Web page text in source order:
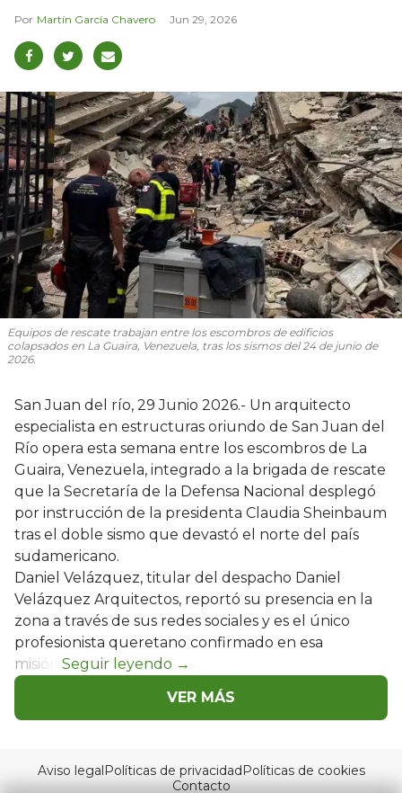
Martín García Chavero Jun 29, 2026
Equipos de rescate trabajan entre los escombros de edificios
colapsados en La Guaira, Venezuela, tras los sismos del 24 de junio de
2026.
San Juan del río, 29 Junio 2026.- Un arquitecto
especialista en estructuras oriundo de San Juan del
Río opera esta semana entre los escombros de La
Guaira, Venezuela, integrado a la brigada de rescate
que la Secretaría de la Defensa Nacional desplegó
por instrucción de la presidenta Claudia Sheinbaum
tras el doble sismo que devastó el norte del país
sudamericano.
Daniel Velázquez, titular del despacho Daniel
Velázquez Arquitectos, reportó su presencia en la
zona a través de sus redes sociales y es el único
profesionista queretano confirmado en esa
misión.
VER MÁS
Aviso legalPolíticas de privacidadPolíticas de cookies
Contacto